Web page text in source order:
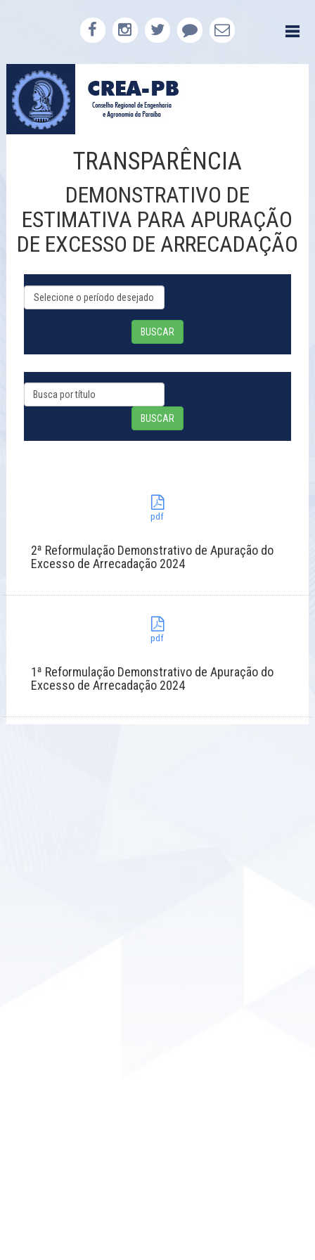
TRANSPARÊNCIA
DEMONSTRATIVO DE
ESTIMATIVA PARA APURAÇÃO
DE EXCESSO DE ARRECADAÇÃO
BUSCAR
BUSCAR
pdf
2ª Reformulação Demonstrativo de Apuração do
Excesso de Arrecadação 2024
pdf
1ª Reformulação Demonstrativo de Apuração do
Excesso de Arrecadação 2024